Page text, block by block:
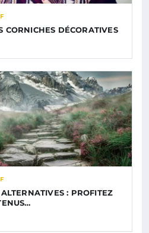
CORNICHES DÉCORATIVES
: PROFITEZ